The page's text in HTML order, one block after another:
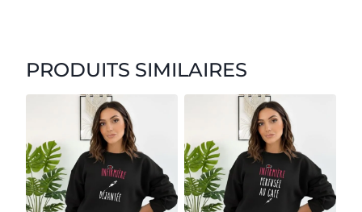
PRODUITS SIMILAIRES